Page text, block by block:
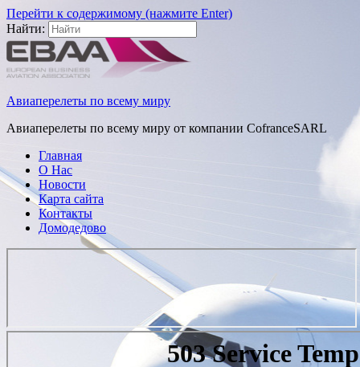
Перейти к содержимому (нажмите Enter)
Найти:
Авиаперелеты по всему миру
Авиаперелеты по всему миру от компании CofranceSARL
Главная
О Нас
Новости
Карта сайта
Контакты
Домодедово